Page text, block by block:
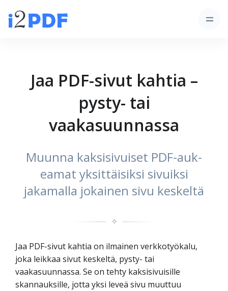
Jaa PDF-sivut kahtia –
pysty- tai
vaakasuunnassa
Muunna kaksisivuiset PDF-auk­
eamat yksittäisiksi sivuiksi
jakamalla jokainen sivu keskeltä
✧
Jaa PDF-sivut kahtia on ilmainen verkkotyökalu,
joka leikkaa sivut keskeltä, pysty- tai
vaakasuunnassa. Se on tehty kaksisivuisille
skannauksille, jotta yksi leveä sivu muuttuu